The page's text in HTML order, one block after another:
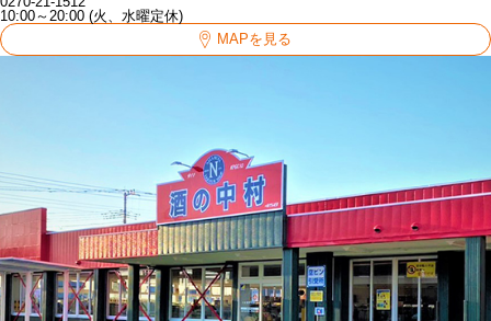
10:00～20:00 (火、水曜定休)
MAPを見る